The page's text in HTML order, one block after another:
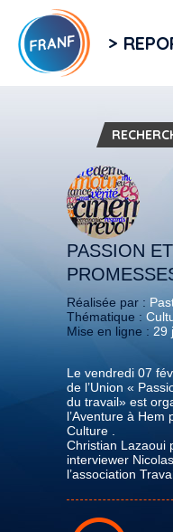
>
PASSION
Réalisée par :
Thématique :
Mise en ligne : 29
Le vendredi 07
de l’Union «
du travail» est
l’Aventure à Hem
Culture .
Christian Lazaoui
interviewer
l’association